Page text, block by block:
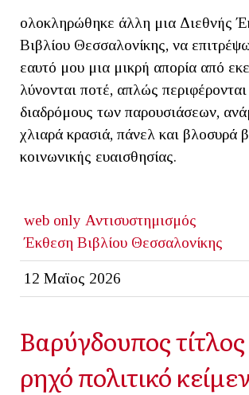
ολοκληρώθηκε άλλη μια Διεθνής
Βιβλίου Θεσσαλονίκης, να
εαυτό μου μια μικρή απορία από
λύνονται ποτέ, απλώς
διαδρόμους των παρουσιάσεων,
χλιαρά κρασιά, πάνελ και βλοσυρά
κοινωνικής ευαισθησίας.
web only Αντισυστημισμός
Έκθεση Βιβλίου Θεσσαλονίκης
12 Μαϊος 2026
Βαρύγδουπος
ρηχό πολιτικό